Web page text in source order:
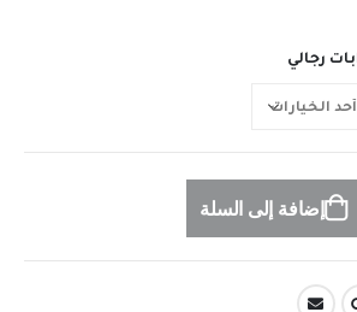
رجالي
إضافة إلى السلة